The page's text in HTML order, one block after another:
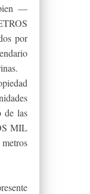
—
por
de las
MIL